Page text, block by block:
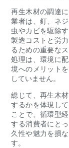
再生木材の調達
業者は、釘、ネ
虫やカビを駆除
製造コストと労
るための重要な
処理は、環境に
境へのメリット
していません。
総じて、再生木
するかを体現し
ことで、循環型
する消費者にと
久性や魅力を損
す。